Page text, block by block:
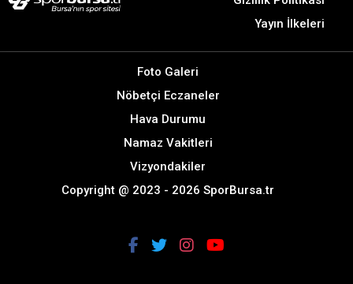
Yayın İlkeleri
Foto Galeri
Nöbetçi Eczaneler
Hava Durumu
Namaz Vakitleri
Vizyondakiler
Copyright @ 2023 - 2026 SporBursa.tr